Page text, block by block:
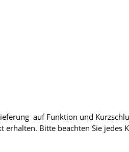
auf Funktion und
erhalten. Bitte beachten Sie